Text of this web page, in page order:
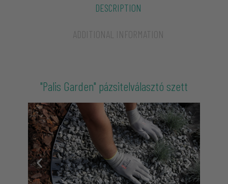
DESCRIPTION
ADDITIONAL INFORMATION
"Palis Garden" pázsitelválasztó szett